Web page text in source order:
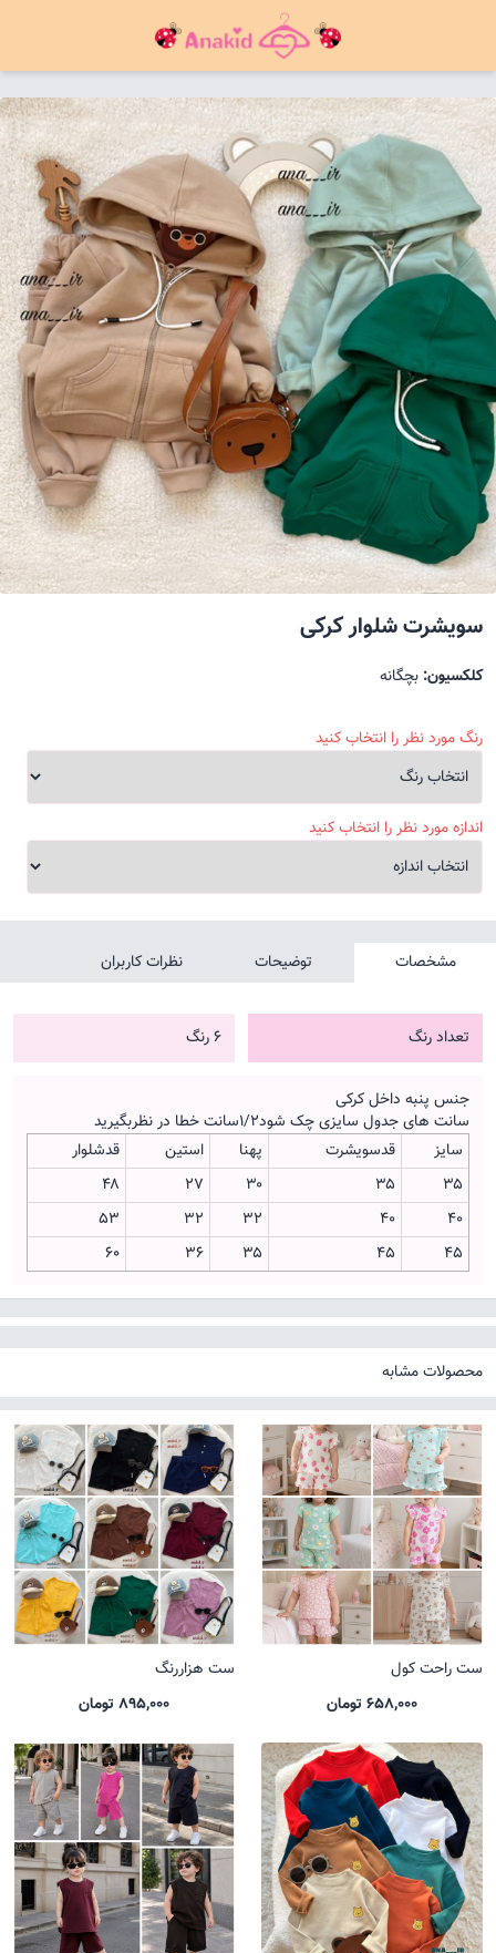
سویشرت شلوار کرکی
کلکسیون: بچگانه
رنگ مورد نظر را انتخاب کنید
اندازه مورد نظر را انتخاب کنید
مشخصات توضیحات نظرات کاربران
تعداد رنگ 6 رنگ
جنس پنبه داخل کرکی
سانت های جدول سایزی چک شود۱/۲سانت خطا در نظربگیرید
سایز
قدسویشرت پهنا استین
قدشلوار
۳۵
۳۵ ۳۰ ۲۷
۴۸
۴۰
۴۰ ۳۲ ۳۲
۵۳
۴۵
۴۵ ۳۵ ۳۶ ۶۰
محصولات مشابه
ست راحت کول
658,000 تومان
ست هزاررنگ
895,000 تومان